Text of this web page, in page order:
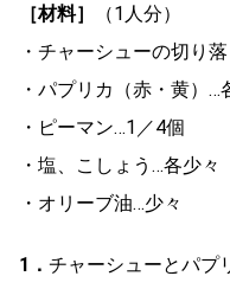
［材料］
（1人分）
・チャーシューの切り
・パプリカ（赤・黄）…
・ピーマン…1／4個
・塩、こしょう…各少々
・オリーブ油…少々
1． チャーシューとパプ